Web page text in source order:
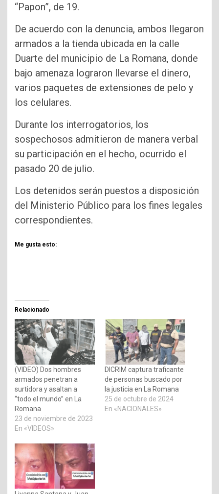
“Papon”, de 19.
De acuerdo con la denuncia, ambos llegaron
armados a la tienda ubicada en la calle
Duarte del municipio de La Romana, donde
bajo amenaza lograron llevarse el dinero,
varios paquetes de extensiones de pelo y
los celulares.
Durante los interrogatorios, los
sospechosos admitieron de manera verbal
su participación en el hecho, ocurrido el
pasado 20 de julio.
Los detenidos serán puestos a disposición
del Ministerio Público para los fines legales
correspondientes.
Me gusta esto:
Relacionado
(VIDEO) Dos hombres
armados penetran a
surtidora y asaltan a
“todo el mundo” en La
Romana
23 de noviembre de 2023
En «VIDEOS»
DICRIM captura traficante
de personas buscado por
la justicia en La Romana
25 de octubre de 2024
En «NACIONALES»